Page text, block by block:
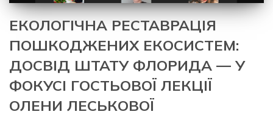
ЕКОЛОГІЧНА РЕСТАВРАЦІЯ
ПОШКОДЖЕНИХ ЕКОСИСТЕМ:
ДОСВІД ШТАТУ ФЛОРИДА — У
ФОКУСІ ГОСТЬОВОЇ ЛЕКЦІЇ
ОЛЕНИ ЛЕСЬКОВОЇ